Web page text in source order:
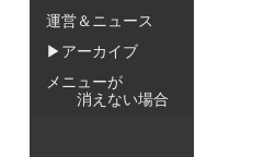
運営＆ニュース
▶アーカイブ
メニューが
消えない場合